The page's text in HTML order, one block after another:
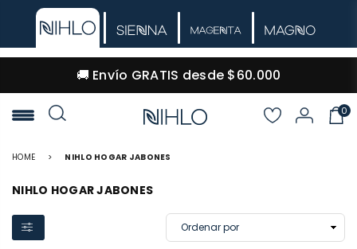
🚚 Envío GRATIS desde $60.000
NIHLO
0
HOME > NIHLO HOGAR JABONES
NIHLO HOGAR JABONES